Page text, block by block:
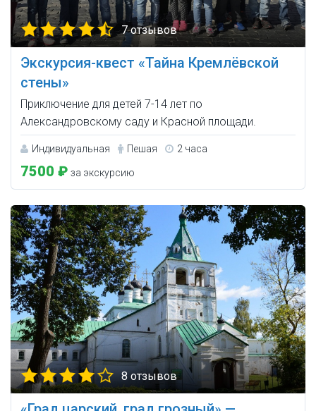
7 отзывов
Экскурсия-квест «Тайна Кремлёвской
стены»
Приключение для детей 7-14 лет по
Александровскому саду и Красной площади.
Индивидуальная Пешая 2 часа
7500 ₽ за экскурсию
8 отзывов